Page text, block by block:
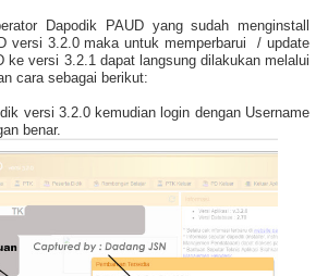
Dapodik PAUD yang sudah menginstall
versi 3.2.0 maka untuk memperbarui / update
ke versi 3.2.1 dapat langsung dilakukan melalui
cara sebagai berikut:
versi 3.2.0 kemudian login dengan Username
benar.